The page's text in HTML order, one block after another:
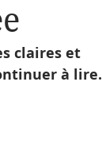
claires et
à lire.